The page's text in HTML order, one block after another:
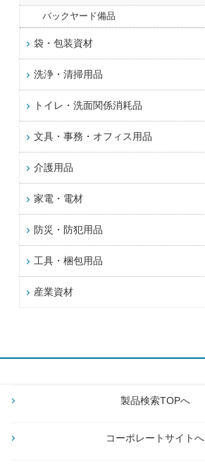
バックヤード備品
袋・包装資材
洗浄・清掃用品
トイレ・洗面関係消耗品
文具・事務・オフィス用品
介護用品
家電・電材
防災・防犯用品
工具・梱包用品
産業資材
製品検索TOPへ
コーポレートサイトへ